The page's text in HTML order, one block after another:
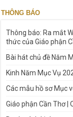
THÔNG BÁO
Thông báo: Ra mắt
thức của Giáo phận
Bài hát chủ đề Năm
Kinh Năm Mục Vụ
Các mẫu hồ sơ Mục
Giáo phận Cần Thơ |